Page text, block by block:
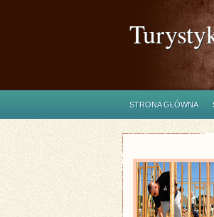
STRONA GŁÓWNA